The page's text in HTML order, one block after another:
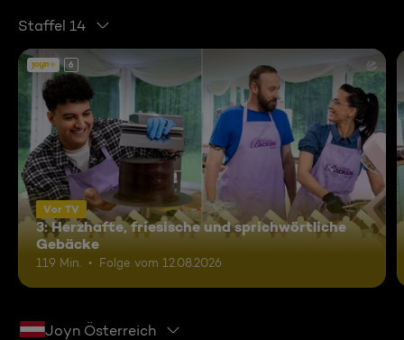
Staffel 14
6
Vor TV
3: Herzhafte, friesische und sprichwörtliche
Gebäcke
119 Min. Folge vom 12.08.2026
Joyn Österreich